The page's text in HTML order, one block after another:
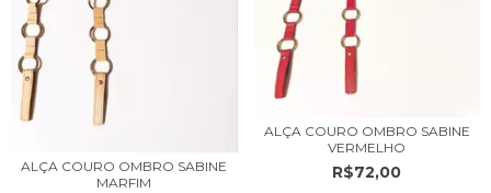
ALÇA COURO OMBRO SABINE
MARFIM
ALÇA COURO OMBRO SABINE
VERMELHO
R$72,00